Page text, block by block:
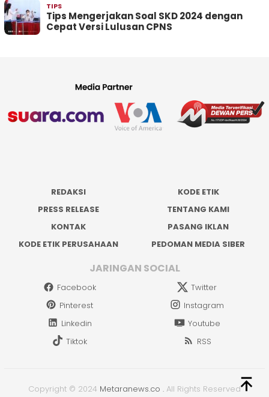
TIPS
Tips Mengerjakan Soal SKD 2024 dengan
Cepat Versi Lulusan CPNS
REDAKSI
KODE ETIK
PRESS RELEASE
TENTANG KAMI
KONTAK
PASANG IKLAN
KODE ETIK PERUSAHAAN
PEDOMAN MEDIA SIBER
JARINGAN SOCIAL
Facebook
Twitter
Pinterest
Instagram
Linkedin
Youtube
Tiktok
RSS
Copyright © 2024 Metaranews.co . All Rights Reserved